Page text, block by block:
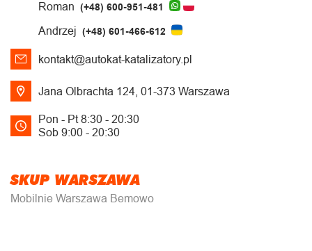
Roman (+48) 600-951-481
Andrzej (+48) 601-466-612
kontakt@autokat-katalizatory.pl
Jana Olbrachta 124, 01-373 Warszawa
Pon - Pt 8:30 - 20:30
Sob 9:00 - 20:30
SKUP WARSZAWA
Mobilnie Warszawa Bemowo